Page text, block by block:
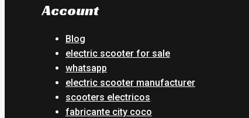
Account
Blog
electric scooter for sale
whatsapp
electric scooter manufacturer
scooters electricos
fabricante city coco